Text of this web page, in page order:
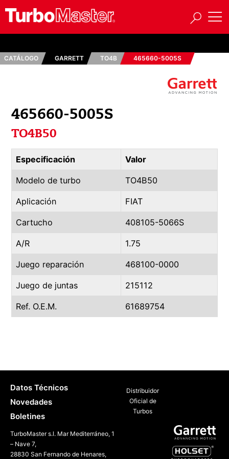
CATÁLOGO GARRETT TO4B 465660-5005S
465660-5005S
TO4B50
Especificación Valor
Modelo de turbo TO4B50
Aplicación FIAT
Cartucho 408105-5066S
A/R 1.75
Juego reparación 468100-0000
Juego de juntas 215112
Ref. O.E.M. 61689754
Distribuidor
Oficial de
Turbos
Datos Técnicos
Novedades
Boletines
TurboMaster s.l. Mar Mediterráneo, 1
– Nave 7,
28830 San Fernando de Henares,